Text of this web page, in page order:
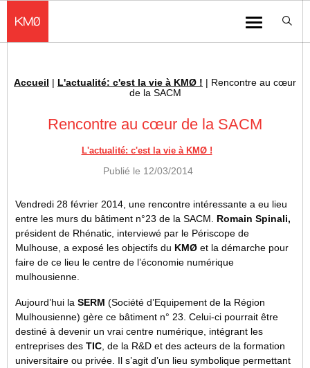
Menu
Fil d'Ariane :
Accueil | L'actualité: c'est la vie à KMØ ! | Rencontre au cœur
de la SACM
Rencontre au cœur de la SACM
L'actualité: c'est la vie à KMØ !
Publié le 12/03/2014
Vendredi 28 février 2014, une rencontre intéressante a eu lieu
entre les murs du bâtiment n°23 de la SACM. Romain Spinali,
président de Rhénatic, interviewé par le Périscope de
Mulhouse, a exposé les objectifs du KMØ et la démarche pour
faire de ce lieu le centre de l’économie numérique
mulhousienne.
Aujourd’hui la SERM (Société d’Equipement de la Région
Mulhousienne) gère ce bâtiment n° 23. Celui-ci pourrait être
destiné à devenir un vrai centre numérique, intégrant les
entreprises des TIC , de la R&D et des acteurs de la formation
universitaire ou privée. Il s’agit d’un lieu symbolique permettant